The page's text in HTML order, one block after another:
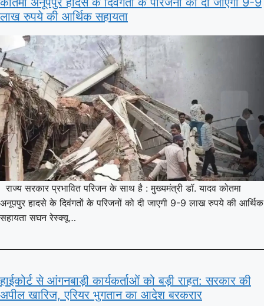
लाख रुपये की आर्थिक सहायता
राज्य सरकार प्रभावित परिजन के साथ है : मुख्यमंत्री डॉ. यादव कोतमा
अनूपपुर हादसे के दिवंगतों के परिजनों को दी जाएगी 9-9 लाख रुपये की आर्थिक
सहायता सघन रेस्क्यू…
हाईकोर्ट से आंगनबाड़ी कार्यकर्ताओं को बड़ी राहत: सरकार की
अपील खारिज, एरियर भुगतान का आदेश बरकरार